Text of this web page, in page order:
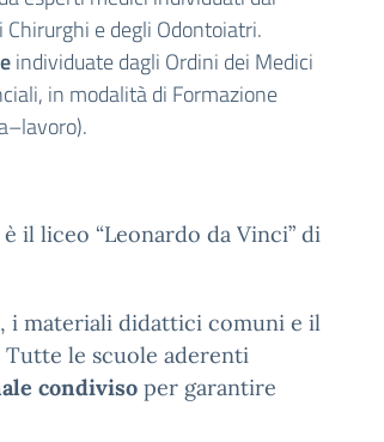
e degli Odontoiatri.
individuate dagli Ordini dei Medici
in modalità di Formazione
il liceo “Leonardo da Vinci” di
i materiali didattici comuni e il
le scuole aderenti
condiviso per garantire